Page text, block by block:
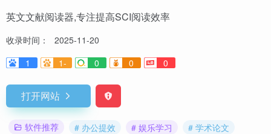
英文文献阅读器,专注提高SCI阅读效率
收录时间：
2025-11-20
1
1- 0 0 0
打开网站
软件推荐 # 办公提效 # 娱乐学习
# 学术论文